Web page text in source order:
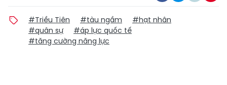
#Triều Tiên #tàu ngầm
#hạt nhân
#quân sự
#áp lực quốc tế
#tăng cường năng lực